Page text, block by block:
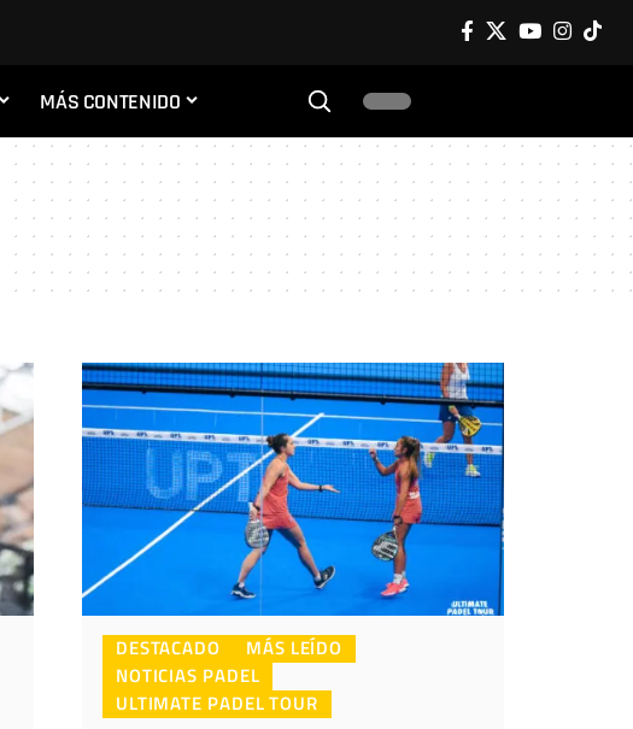
MÁS CONTENIDO
DESTACADO
MÁS LEÍDO
NOTICIAS PADEL
ULTIMATE PADEL TOUR